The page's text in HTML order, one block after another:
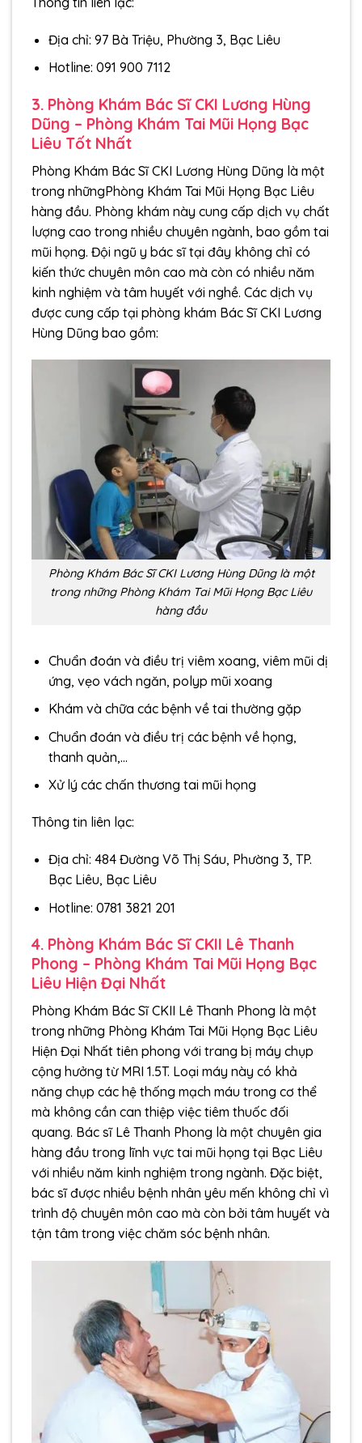
Địa chỉ: 97 Bà Triệu, Phường 3, Bạc Liêu
Hotline: 091 900 7112
3. Phòng Khám Bác Sĩ CKI Lương Hùng
Dũng – Phòng Khám Tai Mũi Họng Bạc
Liêu Tốt Nhất
Phòng Khám Bác Sĩ CKI Lương Hùng Dũng là một
trong nhữngPhòng Khám Tai Mũi Họng Bạc Liêu
hàng đầu. Phòng khám này cung cấp dịch vụ chất
lượng cao trong nhiều chuyên ngành, bao gồm tai
mũi họng. Đội ngũ y bác sĩ tại đây không chỉ có
kiến thức chuyên môn cao mà còn có nhiều năm
kinh nghiệm và tâm huyết với nghề. Các dịch vụ
được cung cấp tại phòng khám Bác Sĩ CKI Lương
Hùng Dũng bao gồm:
Phòng Khám Bác Sĩ CKI Lương Hùng Dũng là một
trong những Phòng Khám Tai Mũi Họng Bạc Liêu
hàng đầu
Chuẩn đoán và điều trị viêm xoang, viêm mũi dị
ứng, vẹo vách ngăn, polyp mũi xoang
Khám và chữa các bệnh về tai thường gặp
Chuẩn đoán và điều trị các bệnh về họng,
thanh quản,…
Xử lý các chấn thương tai mũi họng
Thông tin liên lạc:
Địa chỉ: 484 Đường Võ Thị Sáu, Phường 3, TP.
Bạc Liêu, Bạc Liêu
Hotline: 0781 3821 201
4. Phòng Khám Bác Sĩ CKII Lê Thanh
Phong – Phòng Khám Tai Mũi Họng Bạc
Liêu Hiện Đại Nhất
Phòng Khám Bác Sĩ CKII Lê Thanh Phong là một
trong những Phòng Khám Tai Mũi Họng Bạc Liêu
Hiện Đại Nhất tiên phong với trang bị máy chụp
cộng hưởng từ MRI 1.5T. Loại máy này có khả
năng chụp các hệ thống mạch máu trong cơ thể
mà không cần can thiệp việc tiêm thuốc đối
quang. Bác sĩ Lê Thanh Phong là một chuyên gia
hàng đầu trong lĩnh vực tai mũi họng tại Bạc Liêu
với nhiều năm kinh nghiệm trong ngành. Đặc biệt,
bác sĩ được nhiều bệnh nhân yêu mến không chỉ vì
trình độ chuyên môn cao mà còn bởi tâm huyết và
tận tâm trong việc chăm sóc bệnh nhân.